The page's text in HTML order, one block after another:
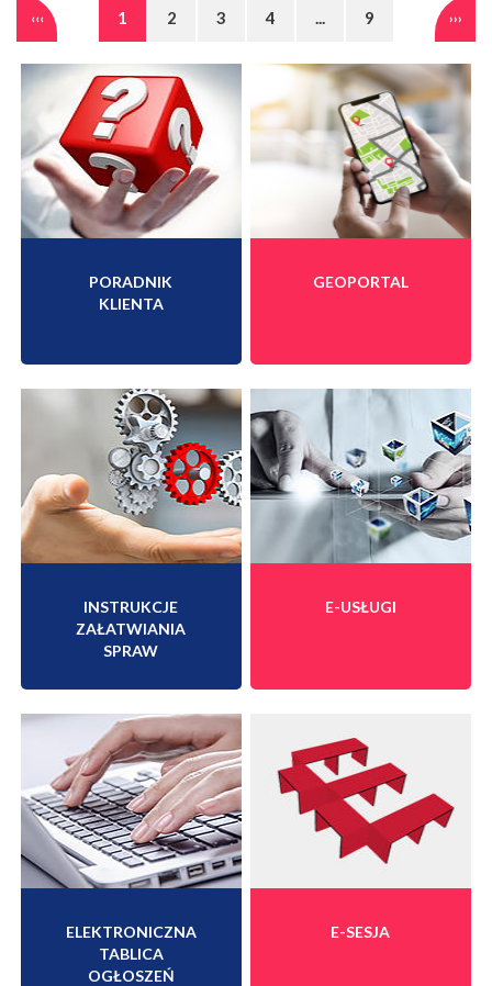
‹‹‹ 1 2 3 4 ... 9 ›››
PORADNIK
KLIENTA
GEOPORTAL
INSTRUKCJE
ZAŁATWIANIA
SPRAW
E-USŁUGI
ELEKTRONICZNA
TABLICA
OGŁOSZEŃ
E-SESJA